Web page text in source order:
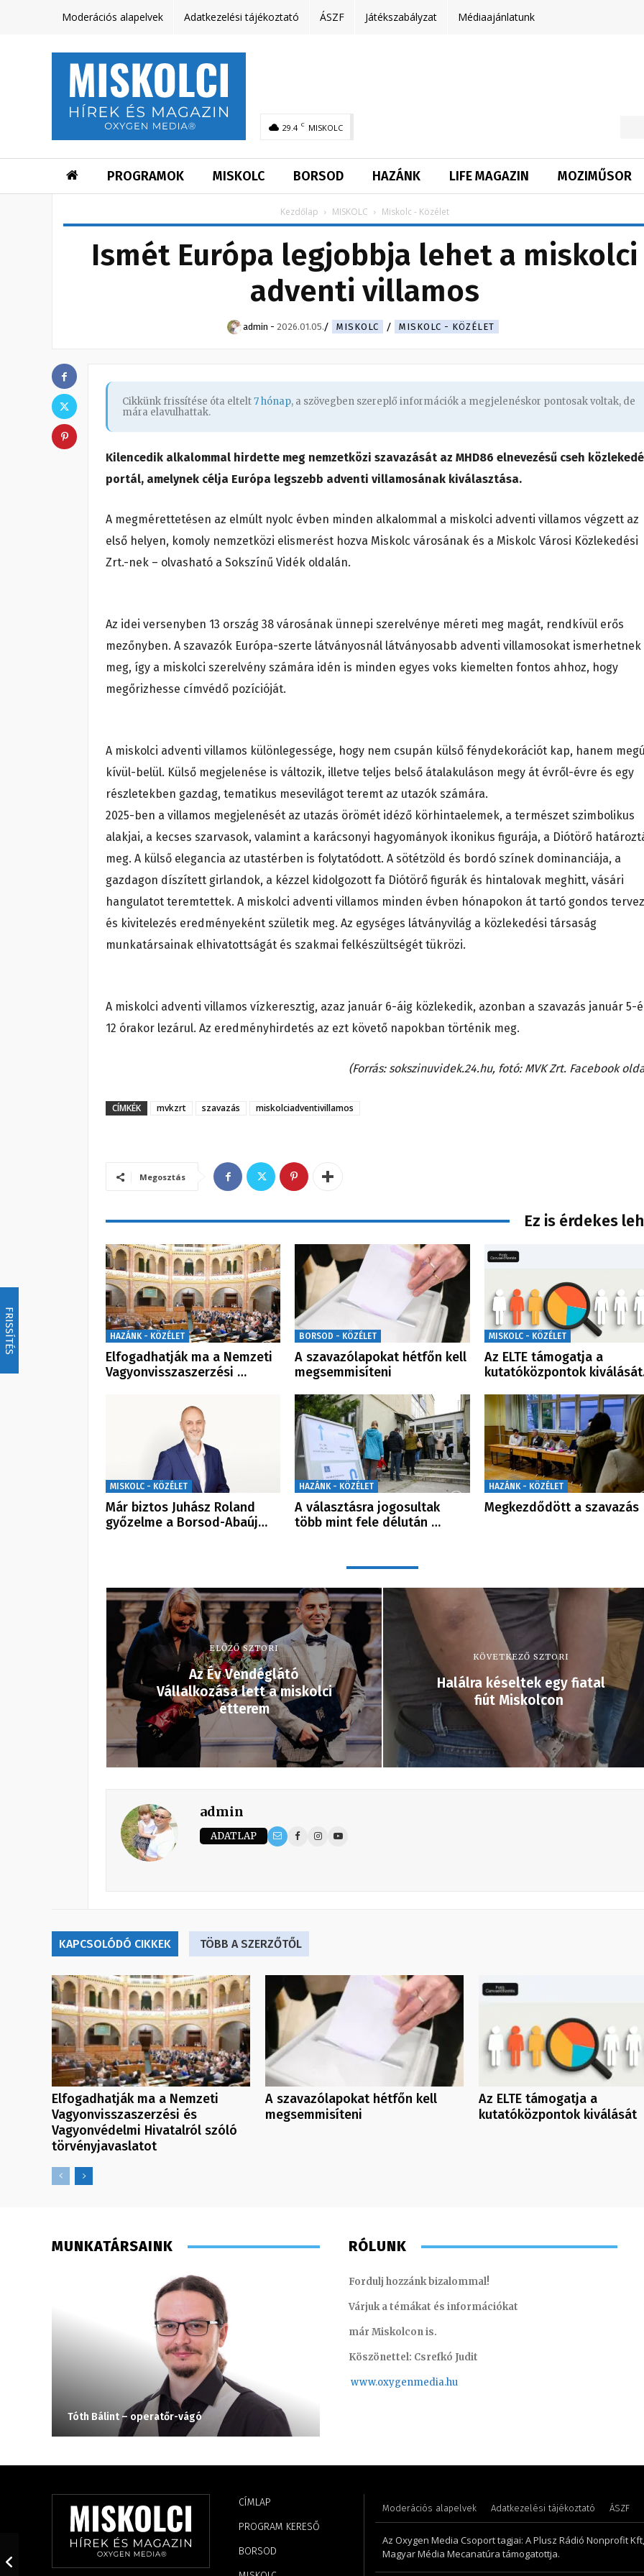
FRISSÍTÉS
Moderációs alapelvek Adatkezelési tájékoztató ÁSZF Játékszabályzat Médiaajánlatunk
29.4 C MISKOLC
PROGRAMOK MISKOLC BORSOD HAZÁNK LIFE MAGAZIN MOZIMŰSOR
Kezdőlap MISKOLC Miskolc - Közélet
Ismét Európa legjobbja lehet a miskolci
adventi villamos
admin - 2026.01.05. MISKOLC MISKOLC - KÖZÉLET
Cikkünk frissítése óta eltelt7 hónap, a szövegben szereplő információk a megjelenéskor pontosak voltak, de
mára elavulhattak.
Kilencedik alkalommal hirdette meg nemzetközi szavazását az MHD86 elnevezésű cseh
portál, amelynek célja Európa legszebb adventi villamosának kiválasztása.
A megmérettetésen az elmúlt nyolc évben minden alkalommal a miskolci adventi villamos végzett az
első helyen, komoly nemzetközi elismerést hozva Miskolc városának és a Miskolc Városi Közlekedési
Zrt.-nek – olvasható a Sokszínű Vidék oldalán.
Az idei versenyben 13 ország 38 városának ünnepi szerelvénye méreti meg magát, rendkívül erős
mezőnyben. A szavazók Európa-szerte látványosnál látványosabb adventi villamosokat ismerhetnek
meg, így a miskolci szerelvény számára idén is minden egyes voks kiemelten fontos ahhoz, hogy
megőrizhesse címvédő pozícióját.
A miskolci adventi villamos különlegessége, hogy nem csupán külső fénydekorációt kap, hanem
kívül-belül. Külső megjelenése is változik, illetve teljes belső átalakuláson megy át évről-évre és egy
részletekben gazdag, tematikus mesevilágot teremt az utazók számára.
2025-ben a villamos megjelenését az utazás örömét idéző körhintaelemek, a természet szimbolikus
alakjai, a kecses szarvasok, valamint a karácsonyi hagyományok ikonikus figurája, a Diótörő
meg. A külső elegancia az utastérben is folytatódott. A sötétzöld és bordó színek dominanciája, a
gazdagon díszített girlandok, a kézzel kidolgozott fa Diótörő figurák és hintalovak meghitt, vásári
hangulatot teremtettek. A miskolci adventi villamos minden évben hónapokon át tartó gondos
és kivitelezés eredményeként születik meg. Az egységes látványvilág a közlekedési társaság
munkatársainak elhivatottságát és szakmai felkészültségét tükrözi.
A miskolci adventi villamos vízkeresztig, azaz január 6-áig közlekedik, azonban a szavazás január 5-
12 órakor lezárul. Az eredményhirdetés az ezt követő napokban történik meg.
(Forrás: sokszinuvidek.24.hu, fotó: MVK Zrt. Facebook
CÍMKÉK mvkzrt szavazás miskolciadventivillamos
Megosztás
Ez is érdekes
HAZÁNK - KÖZÉLET
Elfogadhatják ma a Nemzeti
Vagyonvisszaszerzési …
BORSOD - KÖZÉLET
A szavazólapokat hétfőn kell
megsemmisíteni
MISKOLC - KÖZÉLET
Az ELTE támogatja a
kutatóközpontok
MISKOLC - KÖZÉLET
Már biztos Juhász Roland
győzelme a Borsod-Abaúj…
HAZÁNK - KÖZÉLET
A választásra jogosultak
több mint fele délután …
HAZÁNK - KÖZÉLET
Megkezdődött a szavazás
ELŐZŐ SZTORI
Az Év Vendéglátó
Vállalkozása lett a miskolci
étterem
KÖVETKEZŐ SZTORI
Halálra késeltek egy fiatal
fiút Miskolcon
admin
ADATLAP
KAPCSOLÓDÓ CIKKEK TÖBB A SZERZŐTŐL
Elfogadhatják ma a Nemzeti
Vagyonvisszaszerzési és
Vagyonvédelmi Hivatalról szóló
törvényjavaslatot
A szavazólapokat hétfőn kell
megsemmisíteni
Az ELTE támogatja a
kutatóközpontok kiválását
MUNKATÁRSAINK
Tóth Bálint – operatőr-vágó Varga
RÓLUNK
Fordulj hozzánk bizalommal!
Várjuk a témákat és információkat
már Miskolcon is.
Köszönettel: Csrefkó Judit
www.oxygenmedia.hu
CÍMLAP
PROGRAM KERESŐ
BORSOD
Moderációs alapelvek Adatkezelési tájékoztató ÁSZF
Az Oxygen Media Csoport tagjai: A Plusz Rádió Nonprofit
Magyar Média Mecanatúra támogatottja.